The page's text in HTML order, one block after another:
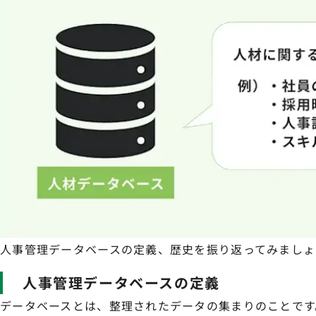
人事管理データベースの定義、歴史を振り返ってみまし
人事管理データベースの定義
データベースとは、整理されたデータの集まりのことで